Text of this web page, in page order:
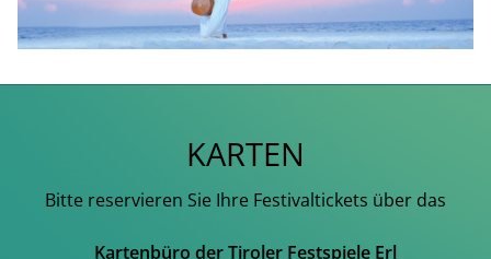
KARTEN
Bitte reservieren Sie Ihre Festivaltickets über das
Kartenbüro der Tiroler Festspiele Erl